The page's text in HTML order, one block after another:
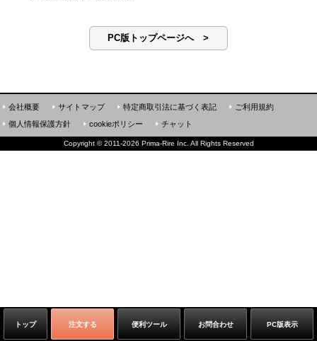
PC版トップページへ >
トップ 注文する 便利ツール お問合わせ PC版表示
会社概要 サイトマップ 特定商取引法に基づく表記
ご利用規約
個人情報保護方針
cookieポリシー チャット
Copyright ©2011-2026 Prima-Rire Inc. All Rights Reserved